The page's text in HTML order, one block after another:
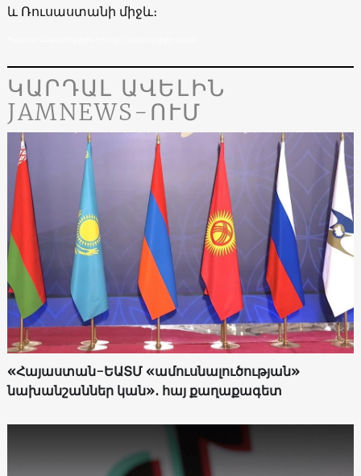
և Ռուսաստանի միջև։
ԿԱՐԴԱԼ ԱՎԵԼԻՆ
JAMNEWS-ՈՒՄ
«Հայաստան-ԵԱՏՄ «ամուսնալուծության»
նախանշաններ կան»․ հայ քաղաքագետ